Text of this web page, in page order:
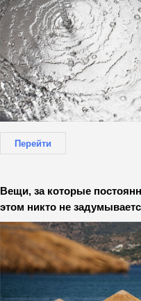
Перейти
Вещи, за которые
этом никто не